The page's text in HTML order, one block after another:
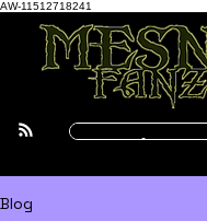
AW-11512718241
Blog